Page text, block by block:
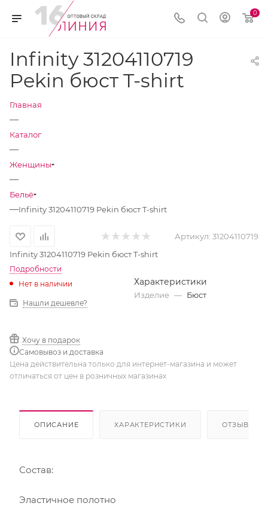
0
Infinity 31204110719
Pekin бюст T-shirt
Главная
—
Каталог
—
Женщины
—
Бельё
—Infinity 31204110719 Pekin бюст T-shirt
Артикул: 31204110719
Infinity 31204110719 Pekin бюст T-shirt
Подробности
Нет в наличии
Нашли дешевле?
Хочу в подарок
Самовывоз и доставка
Характеристики
Изделие — Бюст
Цена действительна только для интернет-магазина и может
отличаться от цен в розничных магазинах
ОПИСАНИЕ ХАРАКТЕРИСТИКИ ОТЗЫВЫ
Состав:
Эластичное полотно